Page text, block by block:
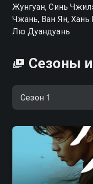
Жунгуан, Синь
Чжань, Ван Ян,
Лю Дуандуань
Сезоны